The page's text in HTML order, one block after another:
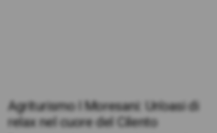
Agriturismo I Moresani: Un'oasi di
relax nel cuore del Cilento